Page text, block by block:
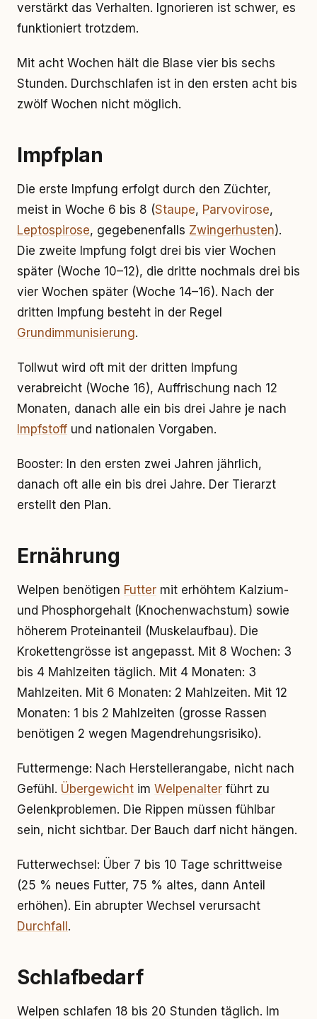
verstärkt das Verhalten. Ignorieren ist schwer, es
funktioniert trotzdem.
Mit acht Wochen hält die Blase vier bis sechs
Stunden. Durchschlafen ist in den ersten acht bis
zwölf Wochen nicht möglich.
Impfplan
Die erste Impfung erfolgt durch den Züchter,
meist in Woche 6 bis 8 (Staupe, Parvovirose,
Leptospirose, gegebenenfalls Zwingerhusten).
Die zweite Impfung folgt drei bis vier Wochen
später (Woche 10–12), die dritte nochmals drei bis
vier Wochen später (Woche 14–16). Nach der
dritten Impfung besteht in der Regel
Grundimmunisierung.
Tollwut wird oft mit der dritten Impfung
verabreicht (Woche 16), Auffrischung nach 12
Monaten, danach alle ein bis drei Jahre je nach
Impfstoff und nationalen Vorgaben.
Booster: In den ersten zwei Jahren jährlich,
danach oft alle ein bis drei Jahre. Der Tierarzt
erstellt den Plan.
Ernährung
Welpen benötigen Futter mit erhöhtem Kalzium-
und Phosphorgehalt (Knochenwachstum) sowie
höherem Proteinanteil (Muskelaufbau). Die
Krokettengrösse ist angepasst. Mit 8 Wochen: 3
bis 4 Mahlzeiten täglich. Mit 4 Monaten: 3
Mahlzeiten. Mit 6 Monaten: 2 Mahlzeiten. Mit 12
Monaten: 1 bis 2 Mahlzeiten (grosse Rassen
benötigen 2 wegen Magendrehungsrisiko).
Futtermenge: Nach Herstellerangabe, nicht nach
Gefühl. Übergewicht im Welpenalter führt zu
Gelenkproblemen. Die Rippen müssen fühlbar
sein, nicht sichtbar. Der Bauch darf nicht hängen.
Futterwechsel: Über 7 bis 10 Tage schrittweise
(25 % neues Futter, 75 % altes, dann Anteil
erhöhen). Ein abrupter Wechsel verursacht
Durchfall .
Schlafbedarf
Welpen schlafen 18 bis 20 Stunden täglich. Im